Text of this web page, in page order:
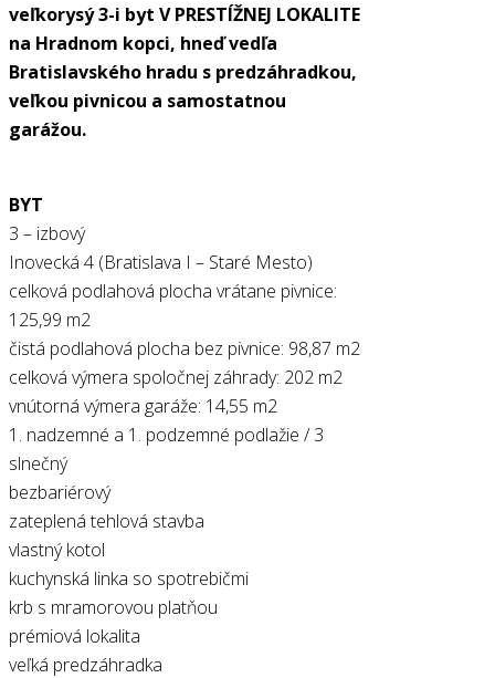
veľkorysý 3-i byt V PRESTÍŽNEJ LOKALITE
na Hradnom kopci, hneď vedľa
Bratislavského hradu s predzáhradkou,
veľkou pivnicou a samostatnou
garážou.
BYT
3 – izbový
Inovecká 4 (Bratislava I – Staré Mesto)
celková podlahová plocha vrátane pivnice:
125,99 m2
čistá podlahová plocha bez pivnice: 98,87 m2
celková výmera spoločnej záhrady: 202 m2
vnútorná výmera garáže: 14,55 m2
1. nadzemné a 1. podzemné podlažie / 3
slnečný
bezbariérový
zateplená tehlová stavba
vlastný kotol
kuchynská linka so spotrebičmi
krb s mramorovou platňou
prémiová lokalita
veľká predzáhradka